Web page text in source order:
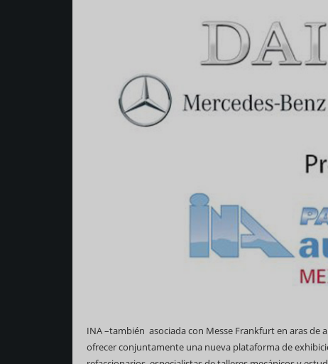
INA –también asociada con Messe Frankfurt en aras
ofrecer conjuntamente una nueva plataforma de